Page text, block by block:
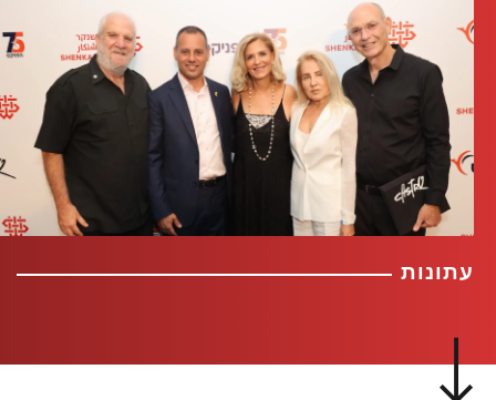
עתונות